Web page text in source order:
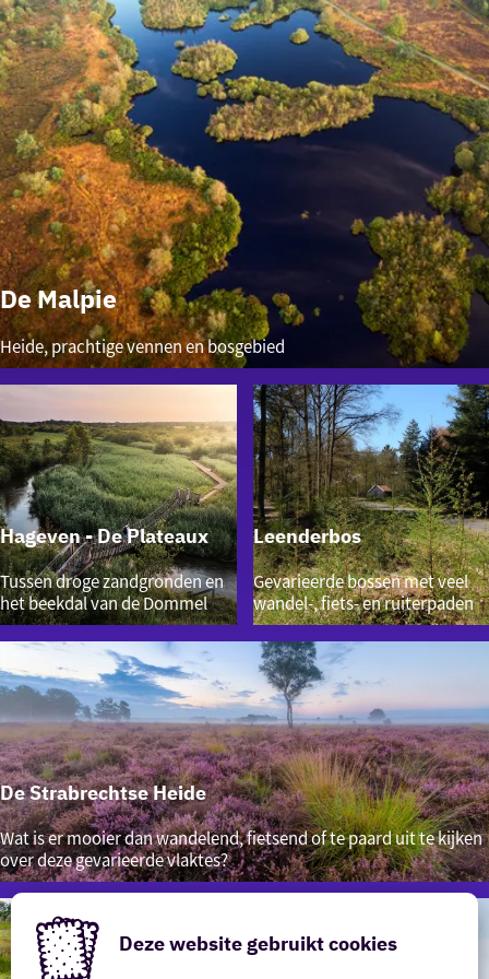
Deze website gebruikt cookies
De Malpie
De
Malpie
Heide, prachtige vennen en bosgebied
Hageven - De Plateaux
Hageven
-
De
Plateaux
Tussen droge zandgronden en
het beekdal van de Dommel
Leenderbos
Leenderbos
Gevarieerde bossen met veel
wandel-, fiets- en ruiterpaden
De Strabrechtse Heide
De
Strabrechtse
Heide
Wat is er mooier dan wandelend, fietsend of te paard uit te kijken
over deze gevarieerde vlaktes?